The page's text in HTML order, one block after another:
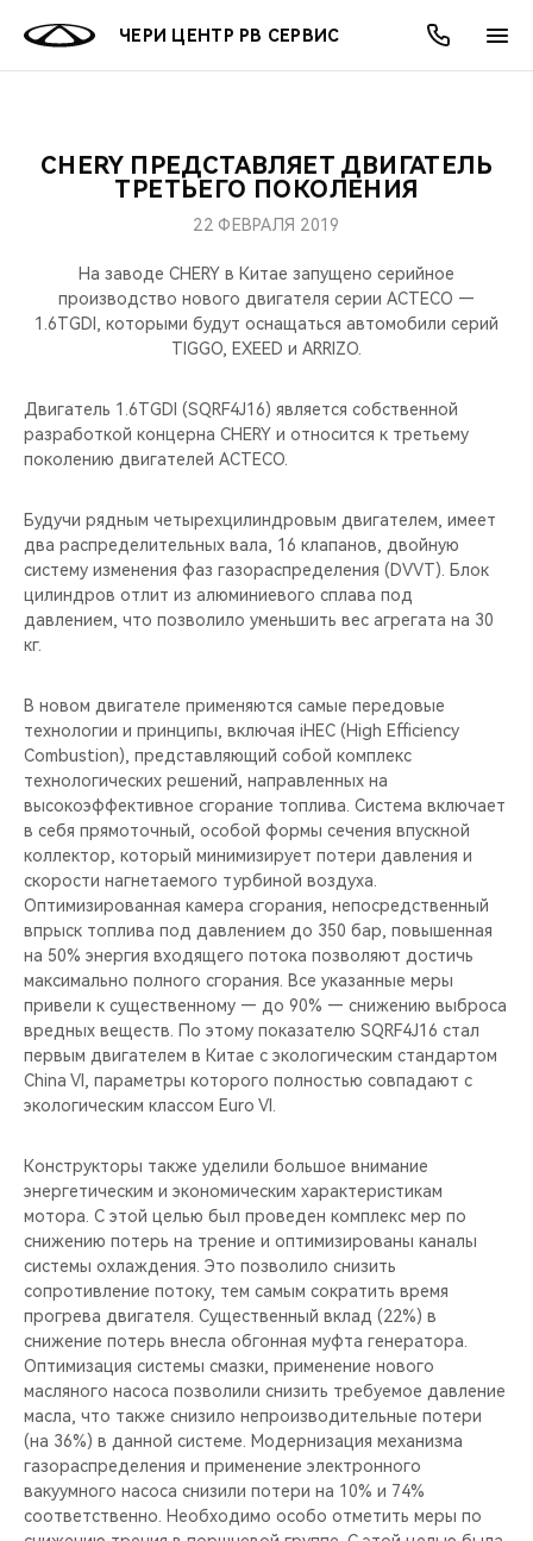
ЧЕРИ ЦЕНТР РВ СЕРВИС
МОДЕЛИ
КРОССОВЕРЫ
НОВИНКИ
ПОКУПАТЕЛЯМ
КРЕДИТ И СТРАХОВАНИЕ
ВЛАДЕЛЬЦАМ
ЗАПЧАСТИ И АКСЕССУАРЫ
CHERY CONNECT
МИР CHERY
О БРЕНДЕ
ЛЮДИ CHERY
CHERY И СПОРТ
ВИДЕООБЗОРЫ
CHERY ДЛЯ ДЕТЕЙ
АКЦИИ
ОНЛАЙН СЕРВИСЫ
КРЕДИТ
О КОМПАНИИ
МЫ В СОЦСЕТЯХ
CHERY ПРЕДСТАВЛЯЕТ ДВИГАТЕЛЬ
ТРЕТЬЕГО ПОКОЛЕНИЯ
22 ФЕВРАЛЯ 2019
На заводе CHERY в Китае запущено серийное
производство нового двигателя серии ACTECO —
1.6TGDI, которыми будут оснащаться автомобили серий
TIGGO, EXEED и ARRIZO.
Двигатель 1.6TGDI (SQRF4J16) является собственной
разработкой концерна CHERY и относится к третьему
поколению двигателей ACTECO.
Будучи рядным четырехцилиндровым двигателем, имеет
два распределительных вала, 16 клапанов, двойную
систему изменения фаз газораспределения (DVVT). Блок
цилиндров отлит из алюминиевого сплава под
давлением, что позволило уменьшить вес агрегата на 30
кг.
В новом двигателе применяются самые передовые
технологии и принципы, включая iHEC (High Efficiency
Combustion), представляющий собой комплекс
технологических решений, направленных на
высокоэффективное сгорание топлива. Система включает
в себя прямоточный, особой формы сечения впускной
коллектор, который минимизирует потери давления и
скорости нагнетаемого турбиной воздуха.
Оптимизированная камера сгорания, непосредственный
впрыск топлива под давлением до 350 бар, повышенная
на 50% энергия входящего потока позволяют достичь
максимально полного сгорания. Все указанные меры
привели к существенному — до 90% — снижению выброса
вредных веществ. По этому показателю SQRF4J16 стал
первым двигателем в Китае с экологическим стандартом
China VI, параметры которого полностью совпадают с
экологическим классом Euro VI.
Конструкторы также уделили большое внимание
энергетическим и экономическим характеристикам
мотора. С этой целью был проведен комплекс мер по
снижению потерь на трение и оптимизированы каналы
системы охлаждения. Это позволило снизить
сопротивление потоку, тем самым сократить время
прогрева двигателя. Существенный вклад (22%) в
снижение потерь внесла обгонная муфта генератора.
Оптимизация системы смазки, применение нового
масляного насоса позволили снизить требуемое давление
масла, что также снизило непроизводительные потери
(на 36%) в данной системе. Модернизация механизма
газораспределения и применение электронного
вакуумного насоса снизили потери на 10% и 74%
соответственно. Необходимо особо отметить меры по